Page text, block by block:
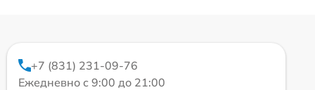
+7 (831) 231-09-76
Ежедневно с 9:00 до 21:00